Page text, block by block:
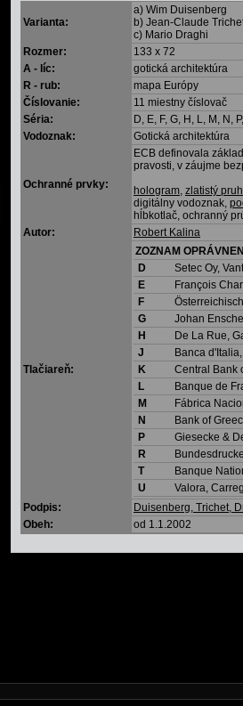
Varianta:
a) Wim Duisenberg
b) Jean-Claude
c) Mario Draghi
Rozmer:
133 x 72
A - líc:
gotická architektúra
R - rub:
mapa Európy
Číslovanie:
11 miestny číslovač
Séria:
D, E, F, G, H, L, M, N,
Vodoznak:
Gotická architektúra
Ochranné prvky:
ECB definovala
pravosti, v záujme
hologram zlatistý pruh
digitálny vodoznak,
hĺbkotlač, ochranný
Autor:
Robert Kalina
Tlačiareň:
ZOZNAM
D
Setec Oy,
E
François
F
G
Johan
H
De La Rue,
J
Banca
K
Central Bank
L
Banque de
M
Fábrica
N
Bank of
P
Giesecke &
R
T
Banque
U
Valora,
Podpis:
Duisenberg, Trichet,
Obeh:
od 1.1.2002